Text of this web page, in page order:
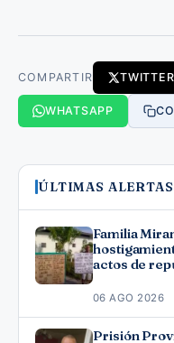
COMPARTIR
WHATSAPP
ÚLTIMAS ALERTAS
Familia
actos de
06 AGO 2026
Prisión